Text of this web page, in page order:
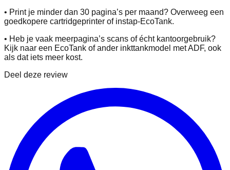
• Print je minder dan 30 pagina’s per maand? Overweeg een
goedkopere cartridgeprinter of instap-EcoTank.
• Heb je vaak meerpagina’s scans of écht kantoorgebruik?
Kijk naar een EcoTank of ander inkttankmodel met ADF, ook
als dat iets meer kost.
Deel deze review